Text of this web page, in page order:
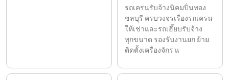
รถเครนรับจ้างนิคมปิ่นทอง
ชลบุรี ครบวงจรเรื่องรถเครน
ให้เช่าและรถเฮี๊ยบรับจ้าง
ทุกขนาด รองรับงานยก ย้าย
ติดตั้งเครื่องจักร แ